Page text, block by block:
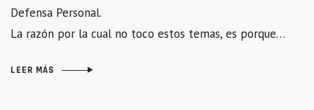
Defensa Personal.
La razón por la cual no toco estos temas, es porque…
LEER MÁS